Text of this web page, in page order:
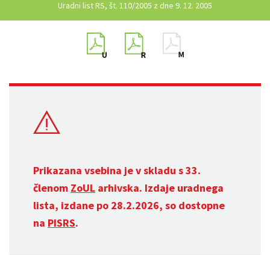
Uradni list RS, št. 110/2005 z dne 9. 12. 2005
Prikazana vsebina je v skladu s 33.
členom ZoUL arhivska. Izdaje uradnega
lista, izdane po 28.2.2026, so dostopne
na PISRS.